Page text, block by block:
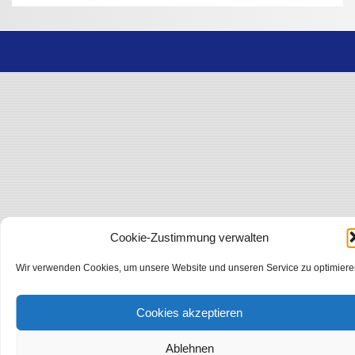
Cookie-Zustimmung verwalten
Wir verwenden Cookies, um unsere Website und unseren Service zu
Cookies akzeptieren
Ablehnen